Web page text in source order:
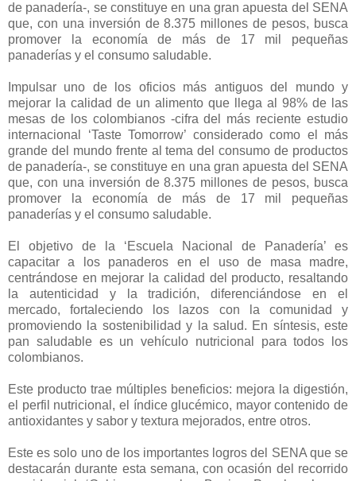
de panadería-, se constituye en una gran apuesta del SENA
que, con una inversión de 8.375 millones de pesos, busca
promover la economía de más de 17 mil pequeñas
panaderías y el consumo saludable.
Impulsar uno de los oficios más antiguos del mundo y
mejorar la calidad de un alimento que llega al 98% de las
mesas de los colombianos -cifra del más reciente estudio
internacional ‘Taste Tomorrow’ considerado como el más
grande del mundo frente al tema del consumo de productos
de panadería-, se constituye en una gran apuesta del SENA
que, con una inversión de 8.375 millones de pesos, busca
promover la economía de más de 17 mil pequeñas
panaderías y el consumo saludable.
El objetivo de la ‘Escuela Nacional de Panadería’ es
capacitar a los panaderos en el uso de masa madre,
centrándose en mejorar la calidad del producto, resaltando
la autenticidad y la tradición, diferenciándose en el
mercado, fortaleciendo los lazos con la comunidad y
promoviendo la sostenibilidad y la salud. En síntesis, este
pan saludable es un vehículo nutricional para todos los
colombianos.
Este producto trae múltiples beneficios: mejora la digestión,
el perfil nutricional, el índice glucémico, mayor contenido de
antioxidantes y sabor y textura mejorados, entre otros.
Este es solo uno de los importantes logros del SENA que se
destacarán durante esta semana, con ocasión del recorrido